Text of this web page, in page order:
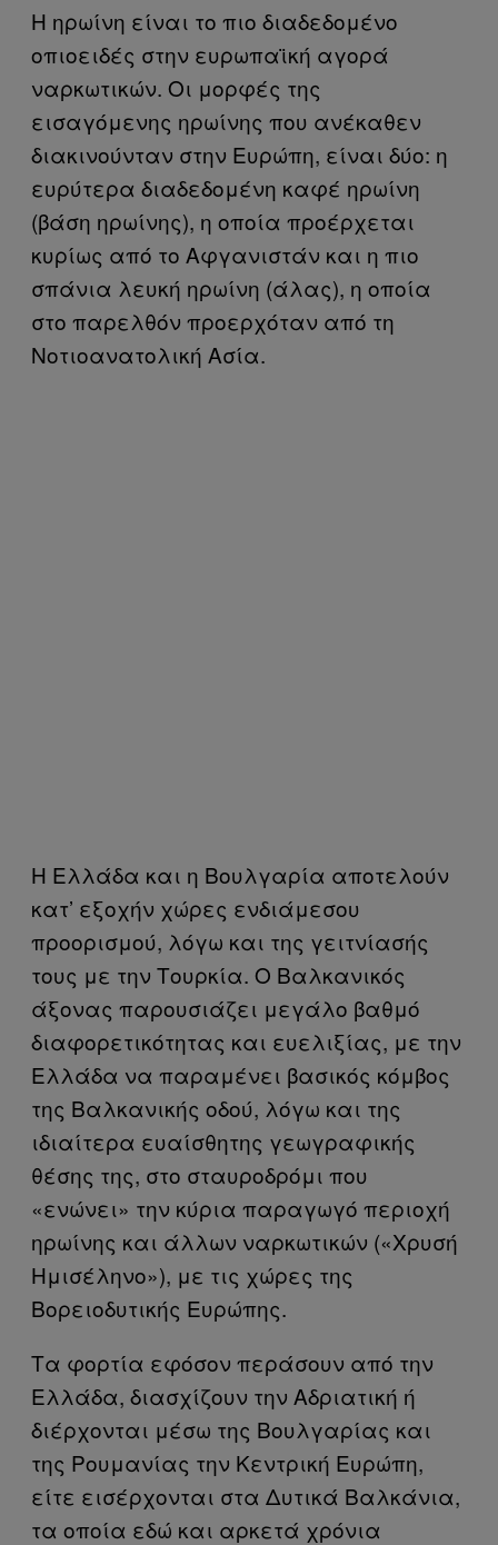
Η ηρωίνη είναι το πιο διαδεδομένο
οπιοειδές στην ευρωπαϊκή αγορά
ναρκωτικών. Οι μορφές της
εισαγόμενης ηρωίνης που ανέκαθεν
διακινούνταν στην Ευρώπη, είναι δύο: η
ευρύτερα διαδεδομένη καφέ ηρωίνη
(βάση ηρωίνης), η οποία προέρχεται
κυρίως από το Αφγανιστάν και η πιο
σπάνια λευκή ηρωίνη (άλας), η οποία
στο παρελθόν προερχόταν από τη
Νοτιοανατολική Ασία.
Η Ελλάδα και η Βουλγαρία αποτελούν
κατ’ εξοχήν χώρες ενδιάμεσου
προορισμού, λόγω και της γειτνίασής
τους με την Τουρκία. Ο Βαλκανικός
άξονας παρουσιάζει μεγάλο βαθμό
διαφορετικότητας και ευελιξίας, με την
Ελλάδα να παραμένει βασικός κόμβος
της Βαλκανικής οδού, λόγω και της
ιδιαίτερα ευαίσθητης γεωγραφικής
θέσης της, στο σταυροδρόμι που
«ενώνει» την κύρια παραγωγό περιοχή
ηρωίνης και άλλων ναρκωτικών («Χρυσή
Ημισέληνο»), με τις χώρες της
Βορειοδυτικής Ευρώπης.
Τα φορτία εφόσον περάσουν από την
Ελλάδα, διασχίζουν την Αδριατική ή
διέρχονται μέσω της Βουλγαρίας και
της Ρουμανίας την Κεντρική Ευρώπη,
είτε εισέρχονται στα Δυτικά Βαλκάνια,
τα οποία εδώ και αρκετά χρόνια